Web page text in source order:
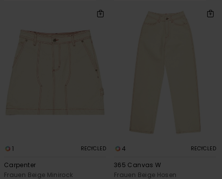
1 RECYCLED
Carpenter
Frauen Beige Minirock
4 RECYCLED
365 Canvas W
Frauen Beige Hosen